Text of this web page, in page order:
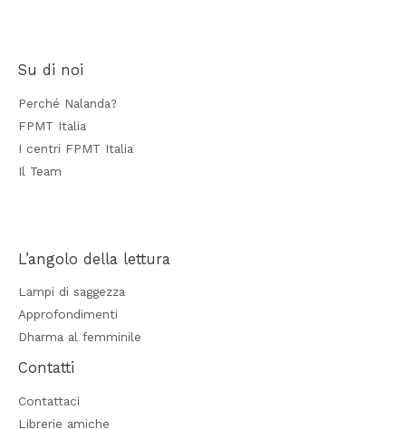
Su di noi
Perché Nalanda?
FPMT Italia
I centri FPMT Italia
Il Team
L’angolo della lettura
Lampi di saggezza
Approfondimenti
Dharma al femminile
Contatti
Contattaci
Librerie amiche